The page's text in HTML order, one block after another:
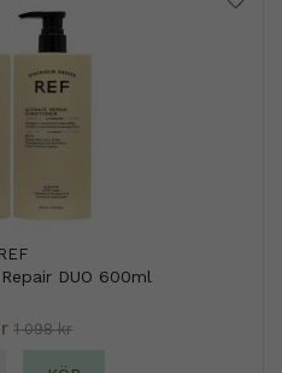
REF
DUO 600ml
1 098 kr